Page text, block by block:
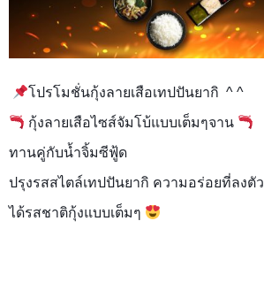
โปรโมชั่นกุ้งลายเสือเทปปันยากิ ^ ^
กุ้งลายเสือไซส์จัมโบ้แบบเต็มๆจาน
ทานคู่กับน้ำจิ้มซีฟู้ด
ปรุงรสสไตล์เทปปันยากิ ความอร่อยที่ลงตัว
ได้รสชาติกุ้งแบบเต็มๆ